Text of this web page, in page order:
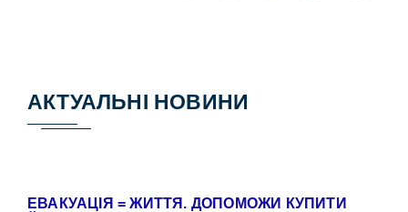
АКТУАЛЬНІ НОВИНИ
ЕВАКУАЦІЯ = ЖИТТЯ. ДОПОМОЖИ КУПИТИ